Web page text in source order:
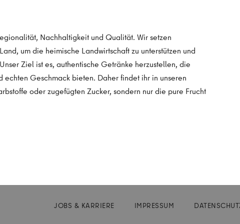
Nachhaltigkeit und Qualität. Wir setzen
um die heimische Landwirtschaft zu unterstützen und
Ziel ist es, authentische Getränke herzustellen, die
Geschmack bieten. Daher findet ihr in unseren
oder zugefügten Zucker, sondern nur die pure Frucht
JOBS & KARRIERE IMPRESSUM